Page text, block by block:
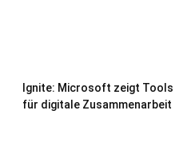
Ignite: Microsoft zeigt Tools
für digitale Zusammenarbeit